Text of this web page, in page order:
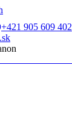
+421 905 609 402